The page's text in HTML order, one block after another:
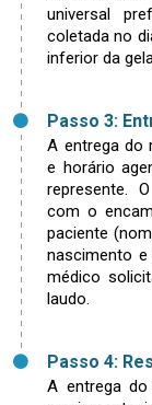
universal
coletada no
inferior da
Passo 3:
A entrega do
e horário
represente.
com o
paciente
nascimento
médico
laudo.
Passo 4:
A entrega